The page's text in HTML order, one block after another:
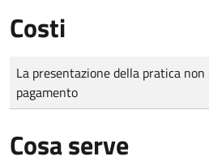
Costi
Tipo di pagamento
Importo
La presentazione della pratica
pagamento
Cosa serve